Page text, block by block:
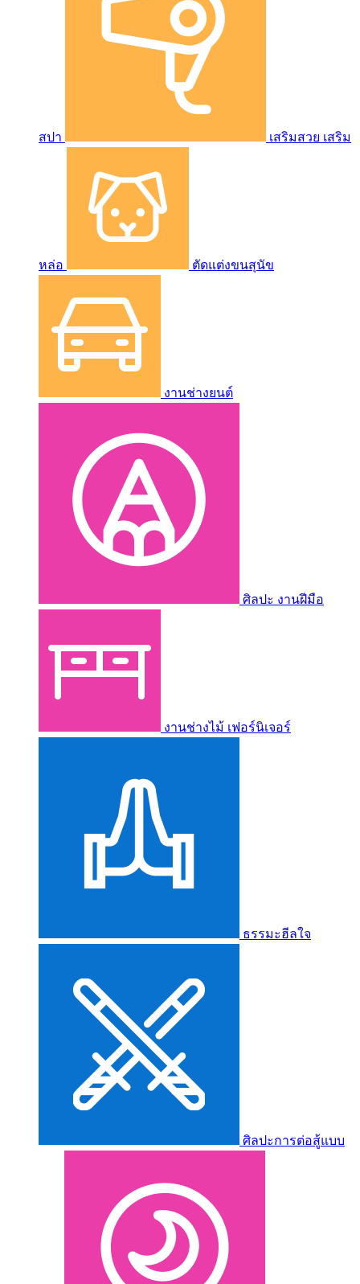
สปา เสริมสวย เสริม
หล่อ ตัดแต่งขนสุนัข
งานช่างยนต์
ศิลปะ งานฝีมือ
งานช่างไม้ เฟอร์นิเจอร์
ธรรมะฮีลใจ
ศิลปะการต่อสู้แบบ